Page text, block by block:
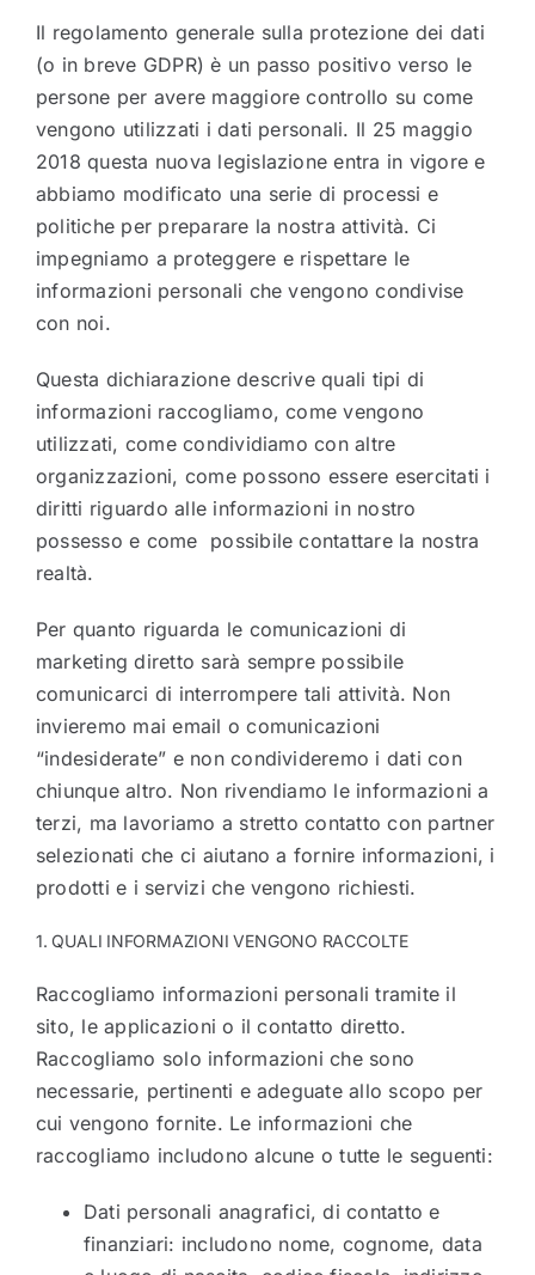
Il regolamento generale sulla protezione dei dati
(o in breve GDPR) è un passo positivo verso le
persone per avere maggiore controllo su come
vengono utilizzati i dati personali. Il 25 maggio
2018 questa nuova legislazione entra in vigore e
abbiamo modificato una serie di processi e
politiche per preparare la nostra attività. Ci
impegniamo a proteggere e rispettare le
informazioni personali che vengono condivise
con noi.
Questa dichiarazione descrive quali tipi di
informazioni raccogliamo, come vengono
utilizzati, come condividiamo con altre
organizzazioni, come possono essere esercitati i
diritti riguardo alle informazioni in nostro
possesso e come possibile contattare la nostra
realtà.
Per quanto riguarda le comunicazioni di
marketing diretto sarà sempre possibile
comunicarci di interrompere tali attività. Non
invieremo mai email o comunicazioni
“indesiderate” e non condivideremo i dati con
chiunque altro. Non rivendiamo le informazioni a
terzi, ma lavoriamo a stretto contatto con partner
selezionati che ci aiutano a fornire informazioni, i
prodotti e i servizi che vengono richiesti.
1. QUALI INFORMAZIONI VENGONO RACCOLTE
Raccogliamo informazioni personali tramite il
sito, le applicazioni o il contatto diretto.
Raccogliamo solo informazioni che sono
necessarie, pertinenti e adeguate allo scopo per
cui vengono fornite. Le informazioni che
raccogliamo includono alcune o tutte le seguenti:
Dati personali anagrafici, di contatto e
finanziari: includono nome, cognome, data